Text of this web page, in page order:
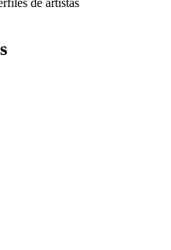
de artistas